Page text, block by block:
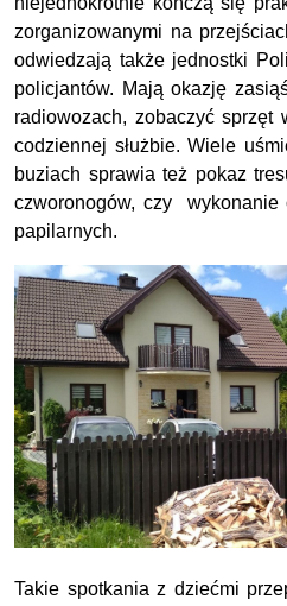
zorganizowanymi na
odwiedzają także jednostki
policjantów. Mają okazję
radiowozach, zobaczyć sprzęt
codziennej służbie. Wiele
buziach sprawia też pokaz
czworonogów, czy wykonanie
papilarnych.
Takie spotkania z dziećmi